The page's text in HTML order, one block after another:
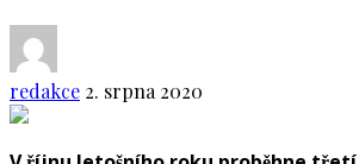
redakce 2. srpna 2020